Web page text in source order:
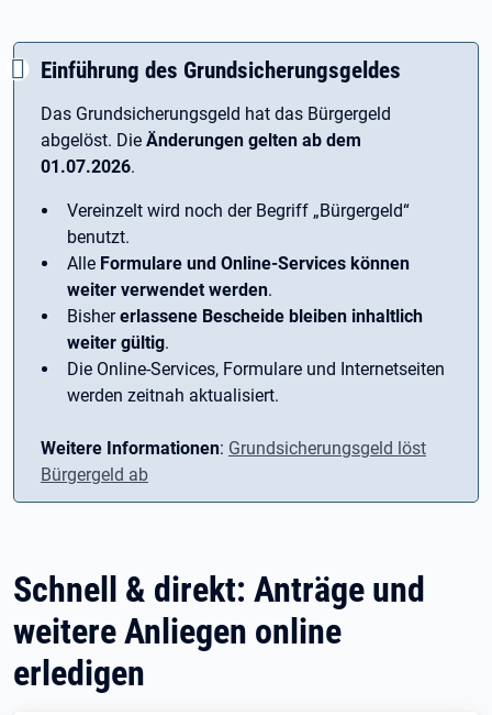
Einführung des Grundsicherungsgeldes
Das Grundsicherungsgeld hat das Bürgergeld
abgelöst. Die Änderungen gelten ab dem
01.07.2026.
Vereinzelt wird noch der Begriff ­„Bürgergeld“
benutzt.
Alle Formulare und Online-Services können
weiter verwendet werden.
Bishererlassene Bescheide bleiben inhaltlich
weiter gültig.
Die Online-Services, Formulare und Internetseiten
werden zeitnah aktualisiert.
Weitere Informationen: Grundsicherungsgeld löst
Bürgergeld ab
Schnell & direkt: Anträge und
weitere Anliegen online
erledigen